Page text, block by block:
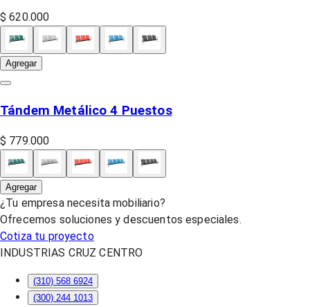
$ 620.000
Agregar
Tándem Metálico 4 Puestos
$ 779.000
Agregar
¿Tu empresa necesita mobiliario?
Ofrecemos soluciones y descuentos especiales.
Cotiza tu proyecto
INDUSTRIAS CRUZ CENTRO
(310) 568 6924
(300) 244 1013